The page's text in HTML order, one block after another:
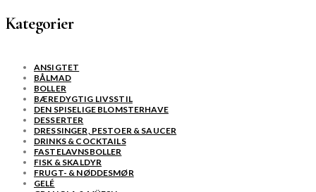
Kategorier
ANSIGTET
BÅLMAD
BOLLER
BÆREDYGTIG LIVSSTIL
DEN SPISELIGE BLOMSTERHAVE
DESSERTER
DRESSINGER, PESTOER & SAUCER
DRINKS & COCKTAILS
FASTELAVNSBOLLER
FISK & SKALDYR
FRUGT- & NØDDESMØR
GELÉ